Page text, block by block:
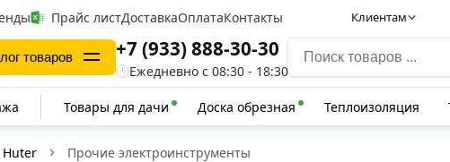
Прайс листДоставкаОплатаКонтакты Клиентам
товаров +7 (933) 888-30-30
Ежедневно с 08:30 - 18:30
Товары для дачи Доска обрезная Теплоизоляция
Huter Прочие электроинструменты